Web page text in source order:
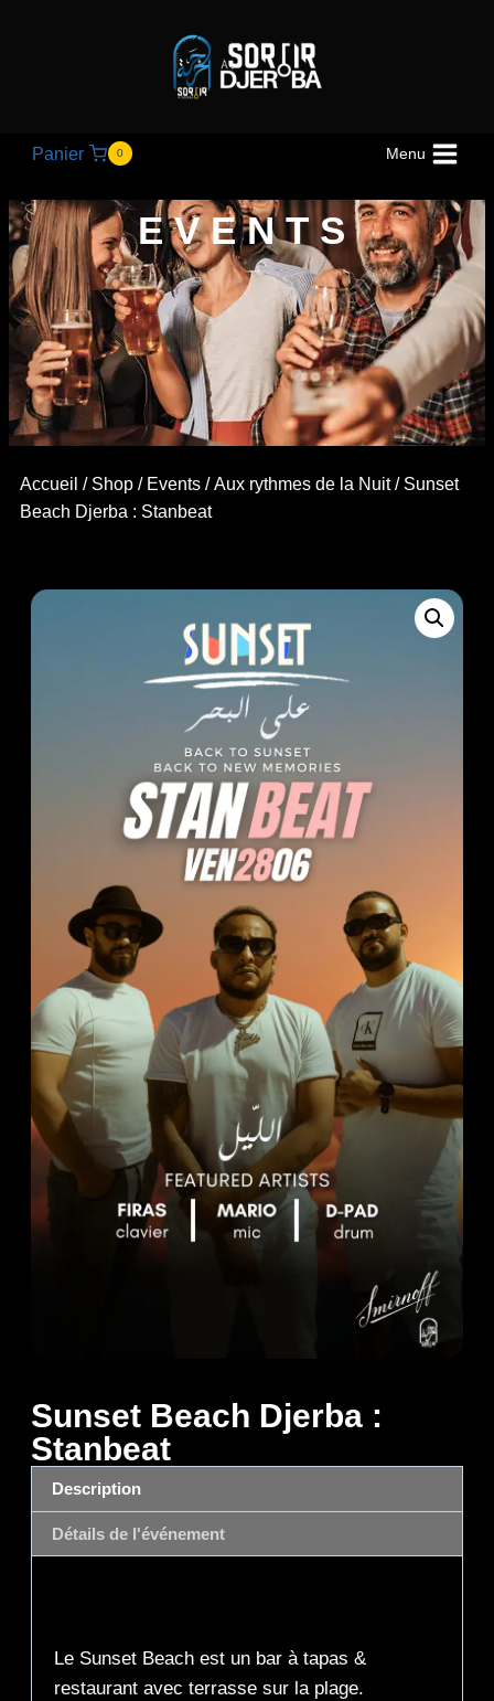
Panier 0 Menu
EVENTS
Accueil / Shop / Events /Aux rythmes de la Nuit/ Sunset
Beach Djerba : Stanbeat
Sunset Beach Djerba :
Stanbeat
Description
Détails de l'événement
Le Sunset Beach est un bar à tapas &
restaurant avec terrasse sur la plage.